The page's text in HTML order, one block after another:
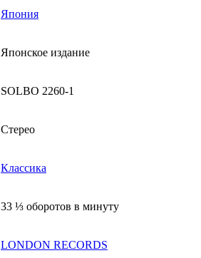
Япония
Японское издание
SOLBO 2260-1
Стерео
Классика
33 ⅓ оборотов в минуту
LONDON RECORDS